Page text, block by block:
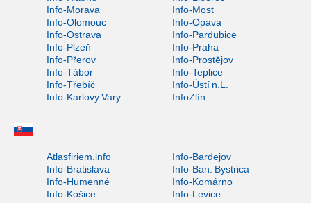
Info-Morava
Info-Most
Info-Olomouc
Info-Opava
Info-Ostrava
Info-Pardubice
Info-Plzeň
Info-Praha
Info-Přerov
Info-Prostějov
Info-Tábor
Info-Teplice
Info-Třebíč
Info-Ústí n.L.
Info-Karlovy Vary
InfoZlín
Atlasfiriem.info
Info-Bardejov
Info-Bratislava
Info-Ban. Bystrica
Info-Humenné
Info-Komárno
Info-Košice
Info-Levice